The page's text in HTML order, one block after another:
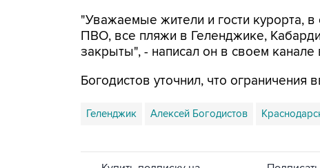
"Уважаемые жители и гости курорта,
ПВО, все пляжи в Геленджике,
закрыты", - написал он в своем канале
Богодистов уточнил, что
Геленджик Алексей Богодистов